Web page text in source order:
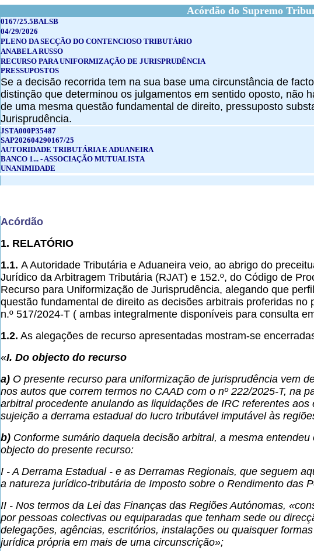
Acórdão do Supremo
0167/25.5BALSB
04/29/2026
PLENO DA SECÇÃO DO CONTENCIOSO TRIBUTÁRIO
ANABELA RUSSO
RECURSO PARA UNIFORMIZAÇÃO DE JURISPRUDÊNCIA
PRESSUPOSTOS
Se a decisão recorrida tem na sua base uma circunstância de
distinção que determinou os julgamentos em sentido oposto, não
de uma mesma questão fundamental de direito, pressuposto
Jurisprudência.
JSTA000P35487
SAP202604290167/25
AUTORIDADE TRIBUTÁRIA E ADUANEIRA
BANCO 1... - ASSOCIAÇÃO MUTUALISTA
UNANIMIDADE
Acórdão
1. RELATÓRIO
1.1. A Autoridade Tributária e Aduaneira veio, ao abrigo do
Jurídico da Arbitragem Tributária (RJAT) e 152.º, do Código de
Recurso para Uniformização de Jurisprudência, alegando que
questão fundamental de direito as decisões arbitrais proferidas no
n.º 517/2024-T ( ambas integralmente disponíveis para consulta
1.2. As alegações de recurso apresentadas mostram-se
«I. Do objecto do recurso
a) O presente recurso para uniformização de jurisprudência vem
nos autos que correm termos no CAAD com o nº 222/2025-T, na
arbitral procedente anulando as liquidações de IRC referentes
sujeição a derrama estadual do lucro tributável imputável às
b) Conforme sumário daquela decisão arbitral, a mesma
objecto do presente recurso:
I - A Derrama Estadual - e as Derramas Regionais, que seguem
a natureza jurídico-tributária de Imposto sobre o Rendimento das
II - Nos termos da Lei das Finanças das Regiões Autónomas,
por pessoas colectivas ou equiparadas que tenham sede ou
delegações, agências, escritórios, instalações ou quaisquer
jurídica própria em mais de uma circunscrição»;